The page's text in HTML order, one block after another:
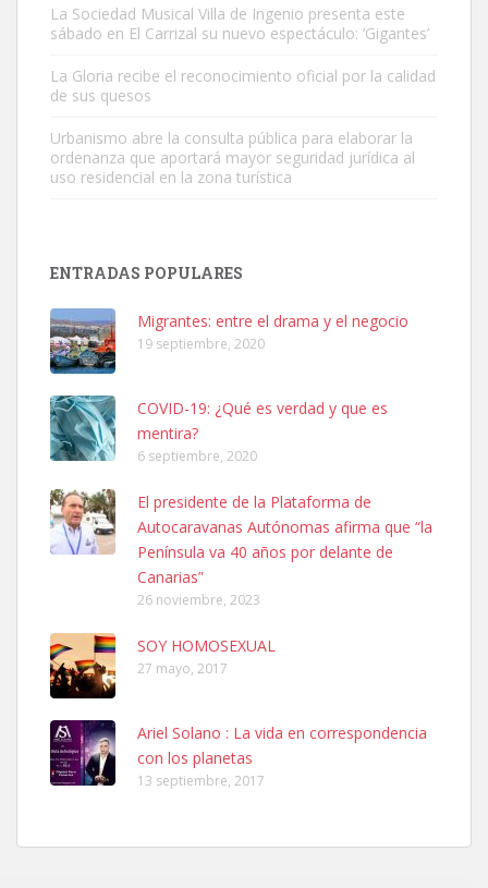
Este gato macho ha aparecido en la calle hace menos de un mes,
es muy manso y extremadamente cari...
Leales.org » Gran Canaria
SHIBA PERDIDO AVDA JOSE MESA Y LOPEZ
PERRO MACHO RAZA SHIBA CON MICROCHIP PERDIDO HOY
06/07/2025 ZONA MESA Y LOPEZ. ES MUY ASUSTADIZO
Leales.org » Gran Canaria
6.7.2025
Ninfa perdida
El día 5 se los perdió una ninfa papillera, asustada tiene miedo a la
calle, se perdió por la zon...
La Sociedad Musical Villa de Ingenio presenta este
sábado en El Carrizal su nuevo espectáculo: ‘Gigantes’
La Gloria recibe el reconocimiento oficial por la calidad
de sus quesos
Urbanismo abre la consulta pública para elaborar la
ordenanza que aportará mayor seguridad jurídica al
uso residencial en la zona turística
ENTRADAS POPULARES
Migrantes: entre el drama y el negocio
19 septiembre, 2020
COVID-19: ¿Qué es verdad y que es
mentira?
6 septiembre, 2020
El presidente de la Plataforma de
Autocaravanas Autónomas afirma que “la
Península va 40 años por delante de
Canarias”
26 noviembre, 2023
SOY HOMOSEXUAL
27 mayo, 2017
Ariel Solano : La vida en correspondencia
con los planetas
13 septiembre, 2017